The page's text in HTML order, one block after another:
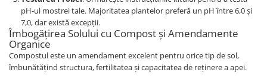
pH-ul mostrei tale. Majoritatea plantelor preferă un pH între 6,0 și
7,0, dar există excepții.
Îmbogățirea Solului cu Compost și Amendamente
Organice
Compostul este un amendament excelent pentru orice tip de sol,
îmbunătățind structura, fertilitatea și capacitatea de reținere a apei.